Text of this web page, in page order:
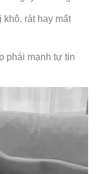
khô, rát hay mất
phái mạnh tự tin